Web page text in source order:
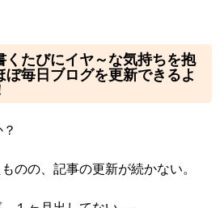
くたびにイヤ～な気持ちを抱
ぼ毎日ブログを更新できるよ
のの、記事の更新が続かない。